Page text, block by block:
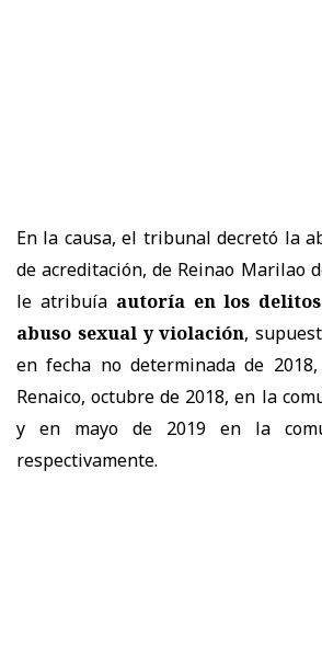
En la causa, el tribunal decretó la
de acreditación, de Reinao Marilao
le atribuíaautoría en los delitos
abuso sexual y violación,
en fecha no determinada de
Renaico, octubre de 2018, en la
y en mayo de 2019 en la
respectivamente.